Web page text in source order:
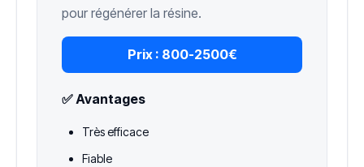
pour régénérer la résine.
Prix : 800-2500€
✅ Avantages
Très efficace
Fiable